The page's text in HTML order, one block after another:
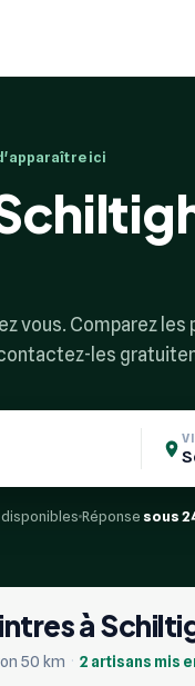
ici
vous. Comparez les
les
disponibles Réponse sous
à
50 km · 2 artisans mis